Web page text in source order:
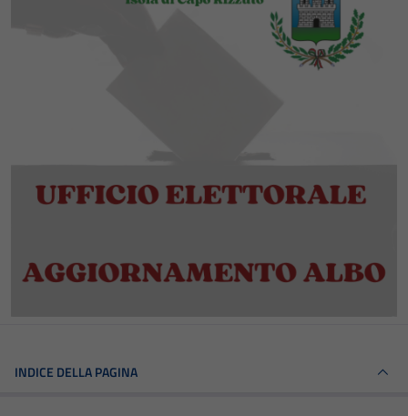
INDICE DELLA PAGINA